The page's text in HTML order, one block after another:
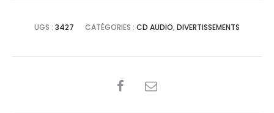
UGS : 3427 CATÉGORIES : CD AUDIO, DIVERTISSEMENTS
SHARE